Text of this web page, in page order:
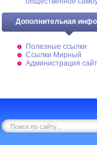
Дополнительная
Полезные ссылки
Ссылки Мирный
Администрация